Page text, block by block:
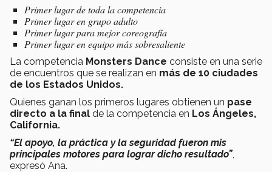
Primer lugar de toda la competencia
Primer lugar en grupo adulto
Primer lugar para mejor coreografía
Primer lugar en equipo más sobresaliente
La competencia Monsters Dance consiste en una serie
de encuentros que se realizan en más de 10 ciudades
de los Estados Unidos.
Quienes ganan los primeros lugares obtienen un pase
directo a la final de la competencia en Los Ángeles,
California.
“El apoyo, la práctica y la seguridad fueron mis
principales motores para lograr dicho resultado”,
expresó Ana.